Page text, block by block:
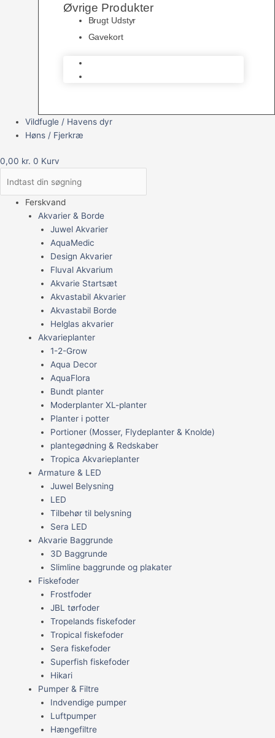
Øvrige Produkter
Brugt Udstyr
Gavekort
Vildfugle / Havens dyr
Høns / Fjerkræ
0,00 kr. 0 Kurv
Ferskvand
Akvarier & Borde
Juwel Akvarier
AquaMedic
Design Akvarier
Fluval Akvarium
Akvarie Startsæt
Akvastabil Akvarier
Akvastabil Borde
Helglas akvarier
Akvarieplanter
1-2-Grow
Aqua Decor
AquaFlora
Bundt planter
Moderplanter XL-planter
Planter i potter
Portioner (Mosser, Flydeplanter & Knolde)
plantegødning & Redskaber
Tropica Akvarieplanter
Armature & LED
Juwel Belysning
LED
Tilbehør til belysning
Sera LED
Akvarie Baggrunde
3D Baggrunde
Slimline baggrunde og plakater
Fiskefoder
Frostfoder
JBL tørfoder
Tropelands fiskefoder
Tropical fiskefoder
Sera fiskefoder
Superfish fiskefoder
Hikari
Pumper & Filtre
Indvendige pumper
Luftpumper
Hængefiltre